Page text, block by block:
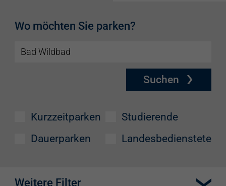
Wo möchten Sie parken?
Suchen
Kurzzeitparken
Dauerparken
Studierende
Landesbedienstete
Weitere Filter